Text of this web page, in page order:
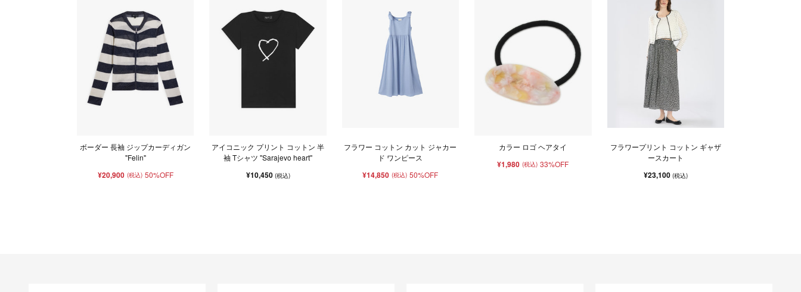
ボーダー 長袖 ジップカーディガン
"Felin"
¥20,900 (税込) 50%OFF
アイコニック プリント コットン 半
袖 Tシャツ "Sarajevo heart"
¥10,450 (税込)
フラワー コットン カット ジャカー
ド ワンピース
¥14,850 (税込) 50%OFF
カラー ロゴ ヘアタイ
¥1,980 (税込) 33%OFF
フラワープリント コットン ギャザ
ースカート
¥23,100 (税込)